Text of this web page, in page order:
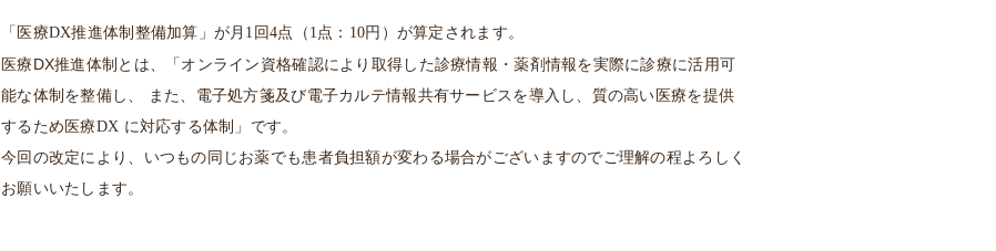
「医療DX推進体制整備加算」が月1回4点（1点：10円）が算定されます。
医療DX推進体制とは、「 オンライン資格確認により取得した診療情報・薬剤情報を実際に診療に活用可
能な体制を整備し、 また、電子処方箋及び電子カルテ情報共有サービスを導入し、質の高い医療を提供
するため医療DX に対応する体制」です。
今回の改定により、いつもの同じお薬でも患者負担額が変わる場合がございますのでご理解の程よろしく
お願いいたします。